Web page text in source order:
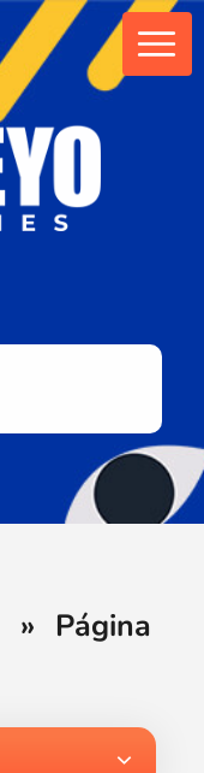
» Página